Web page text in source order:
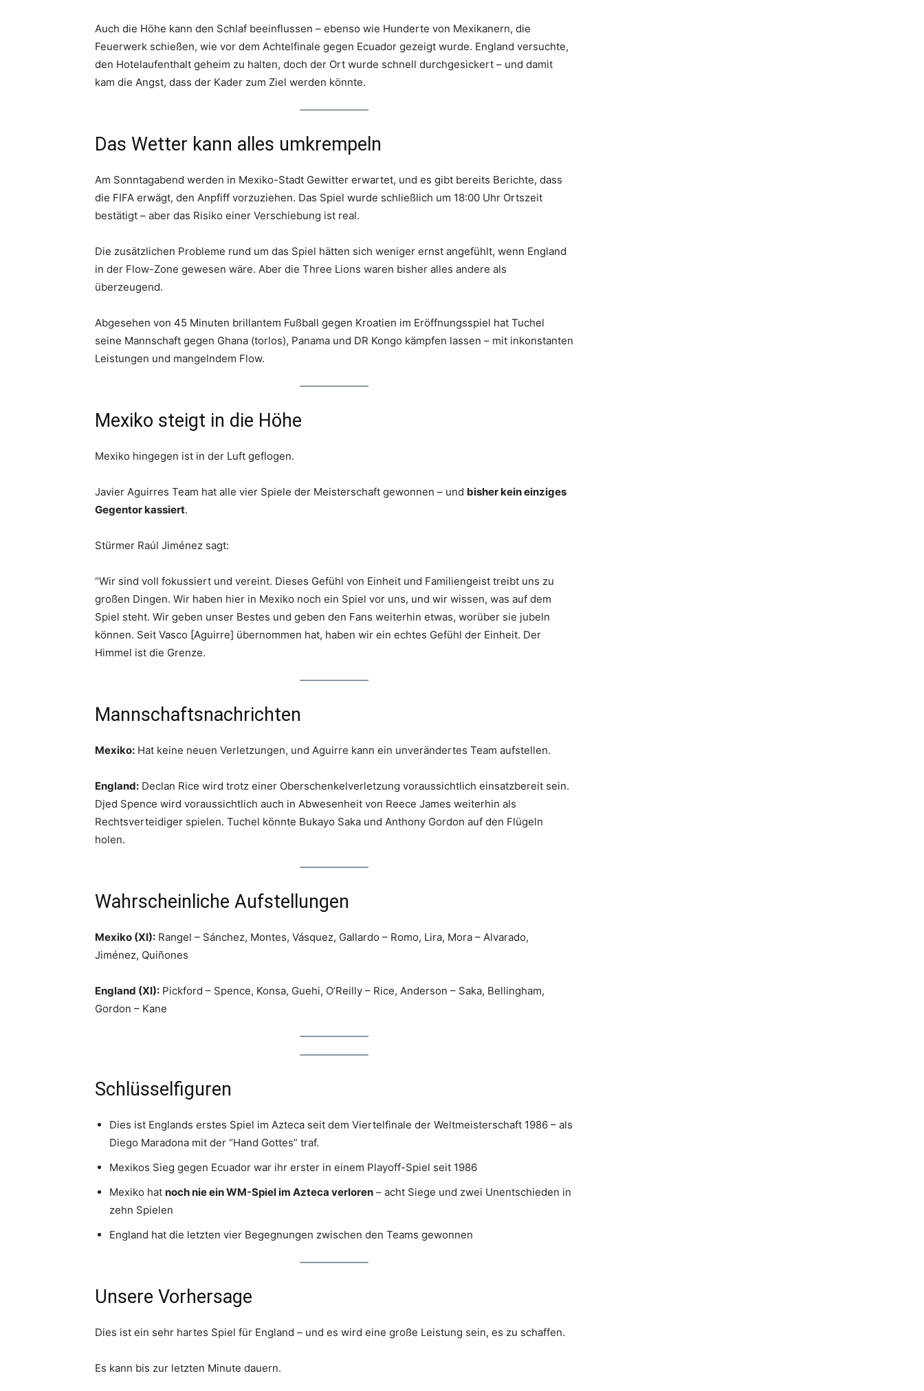
Auch die Höhe kann den Schlaf beeinflussen – ebenso wie Hunderte von Mexikanern, die
Feuerwerk schießen, wie vor dem Achtelfinale gegen Ecuador gezeigt wurde. England versuchte,
den Hotelaufenthalt geheim zu halten, doch der Ort wurde schnell durchgesickert – und damit
kam die Angst, dass der Kader zum Ziel werden könnte.
Das Wetter kann alles umkrempeln
Am Sonntagabend werden in Mexiko-Stadt Gewitter erwartet, und es gibt bereits Berichte, dass
die FIFA erwägt, den Anpfiff vorzuziehen. Das Spiel wurde schließlich um 18:00 Uhr Ortszeit
bestätigt – aber das Risiko einer Verschiebung ist real.
Die zusätzlichen Probleme rund um das Spiel hätten sich weniger ernst angefühlt, wenn England
in der Flow-Zone gewesen wäre. Aber die Three Lions waren bisher alles andere als
überzeugend.
Abgesehen von 45 Minuten brillantem Fußball gegen Kroatien im Eröffnungsspiel hat Tuchel
seine Mannschaft gegen Ghana (torlos), Panama und DR Kongo kämpfen lassen – mit inkonstanten
Leistungen und mangelndem Flow.
Mexiko steigt in die Höhe
Mexiko hingegen ist in der Luft geflogen.
Javier Aguirres Team hat alle vier Spiele der Meisterschaft gewonnen – und bisher kein einziges
Gegentor kassiert.
Stürmer Raúl Jiménez sagt:
“Wir sind voll fokussiert und vereint. Dieses Gefühl von Einheit und Familiengeist treibt uns zu
großen Dingen. Wir haben hier in Mexiko noch ein Spiel vor uns, und wir wissen, was auf dem
Spiel steht. Wir geben unser Bestes und geben den Fans weiterhin etwas, worüber sie jubeln
können. Seit Vasco [Aguirre] übernommen hat, haben wir ein echtes Gefühl der Einheit. Der
Himmel ist die Grenze.
Mannschaftsnachrichten
Mexiko: Hat keine neuen Verletzungen, und Aguirre kann ein unverändertes Team aufstellen.
England: Declan Rice wird trotz einer Oberschenkelverletzung voraussichtlich einsatzbereit sein.
Djed Spence wird voraussichtlich auch in Abwesenheit von Reece James weiterhin als
Rechtsverteidiger spielen. Tuchel könnte Bukayo Saka und Anthony Gordon auf den Flügeln
holen.
Wahrscheinliche Aufstellungen
Mexiko (XI): Rangel – Sánchez, Montes, Vásquez, Gallardo – Romo, Lira, Mora – Alvarado,
Jiménez, Quiñones
England (XI): Pickford – Spence, Konsa, Guehi, O’Reilly – Rice, Anderson – Saka, Bellingham,
Gordon – Kane
Schlüsselfiguren
Dies ist Englands erstes Spiel im Azteca seit dem Viertelfinale der Weltmeisterschaft 1986 – als
Diego Maradona mit der “Hand Gottes” traf.
Mexikos Sieg gegen Ecuador war ihr erster in einem Playoff-Spiel seit 1986
Mexiko hat noch nie ein WM-Spiel im Azteca verloren – acht Siege und zwei Unentschieden in
zehn Spielen
England hat die letzten vier Begegnungen zwischen den Teams gewonnen
Unsere Vorhersage
Dies ist ein sehr hartes Spiel für England – und es wird eine große Leistung sein, es zu schaffen.
Es kann bis zur letzten Minute dauern.